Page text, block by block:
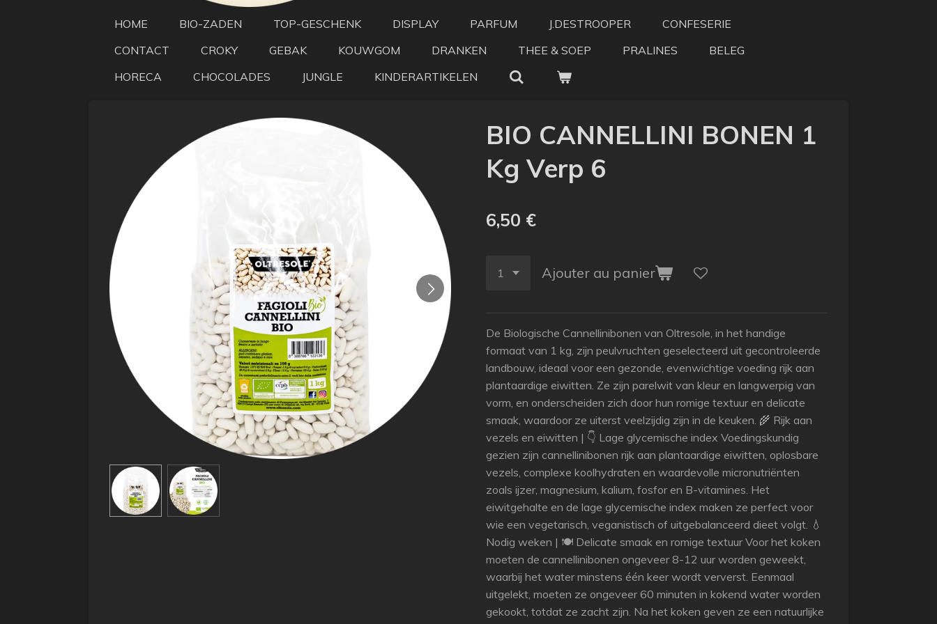
HOME BIO-ZADEN TOP-GESCHENK DISPLAY PARFUM J.DESTROOPER
CONFESERIE
CONTACT
CROKY GEBAK KOUWGOM DRANKEN THEE & SOEP PRALINES
BELEG
HORECA
CHOCOLADES JUNGLE KINDERARTIKELEN
BIO CANNELLINI BONEN 1
Kg Verp 6
6,50 €
Ajouter au panier
De Biologische Cannellinibonen van Oltresole, in het handige
formaat van 1 kg, zijn peulvruchten geselecteerd uit gecontroleerde
landbouw, ideaal voor een gezonde, evenwichtige voeding rijk aan
plantaardige eiwitten. Ze zijn parelwit van kleur en langwerpig van
vorm, en onderscheiden zich door hun romige textuur en delicate
smaak, waardoor ze uiterst veelzijdig zijn in de keuken. 🌾 Rijk aan
vezels en eiwitten | 👇 Lage glycemische index Voedingskundig
gezien zijn cannellinibonen rijk aan plantaardige eiwitten, oplosbare
vezels, complexe koolhydraten en waardevolle micronutriënten
zoals ijzer, magnesium, kalium, fosfor en B-vitamines. Het
eiwitgehalte en de lage glycemische index maken ze perfect voor
wie een vegetarisch, veganistisch of uitgebalanceerd dieet volgt. 💧
Nodig weken | 🍽️ Delicate smaak en romige textuur Voor het koken
moeten de cannellinibonen ongeveer 8-12 uur worden geweekt,
waarbij het water minstens één keer wordt ververst. Eenmaal
uitgelekt, moeten ze ongeveer 60 minuten in kokend water worden
gekookt, totdat ze zacht zijn. Na het koken geven ze een natuurlijke